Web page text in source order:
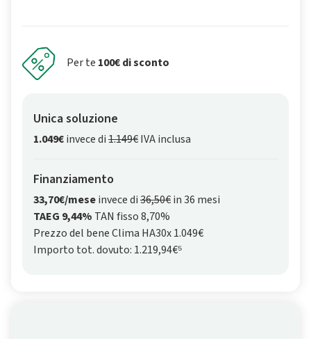
Per te 100€ di sconto
Unica soluzione
1.049€invece di1.149€IVA inclusa
Finanziamento
33,70€/meseinvece di36,50€in 36 mesi
TAEG 9,44% TAN fisso 8,70%
Prezzo del bene Clima HA30x 1.049€
Importo tot. dovuto: 1.219,94€⁵